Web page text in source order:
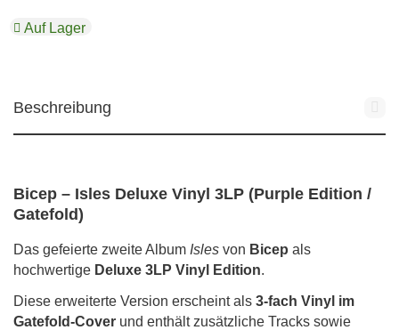
Auf Lager
Beschreibung
Bicep – Isles Deluxe Vinyl 3LP (Purple Edition /
Gatefold)
Das gefeierte zweite Album Isles von Bicep als
hochwertige Deluxe 3LP Vinyl Edition.
Diese erweiterte Version erscheint als3-fach Vinyl im
Gatefold-Cover und enthält zusätzliche Tracks sowie